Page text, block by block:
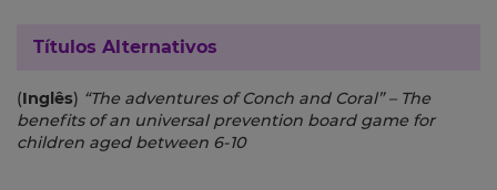
Títulos Alternativos
(Inglês) “The adventures of Conch and Coral” – The
benefits of an universal prevention board game for
children aged between 6-10